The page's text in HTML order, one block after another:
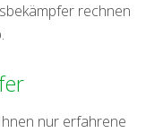
rechnen
nur erfahrene